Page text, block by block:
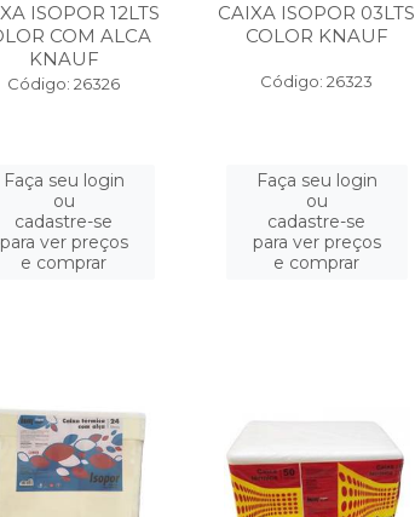
ISOPOR 12LTS
COM ALCA
KNAUF
Código: 26326
Faça seu login
ou
cadastre-se
para ver preços
e comprar
CAIXA ISOPOR 03LTS
COLOR KNAUF
Código: 26323
Faça seu login
ou
cadastre-se
para ver preços
e comprar